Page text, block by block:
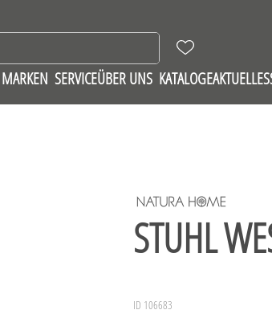
MARKEN SERVICEÜBER UNS KATALOGEAKTUELLES
STUHL
ID 106683